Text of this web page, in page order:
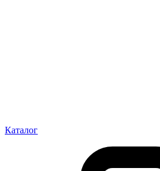
Каталог